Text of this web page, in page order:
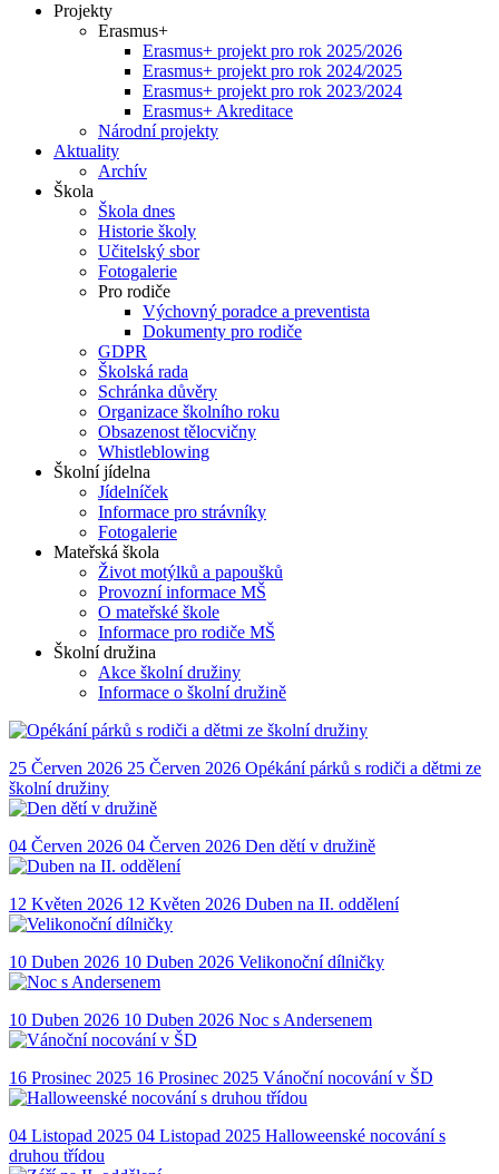
Projekty
Erasmus+
Erasmus+ projekt pro rok 2025/2026
Erasmus+ projekt pro rok 2024/2025
Erasmus+ projekt pro rok 2023/2024
Erasmus+ Akreditace
Národní projekty
Aktuality
Archív
Škola
Škola dnes
Historie školy
Učitelský sbor
Fotogalerie
Pro rodiče
Výchovný poradce a preventista
Dokumenty pro rodiče
GDPR
Školská rada
Schránka důvěry
Organizace školního roku
Obsazenost tělocvičny
Whistleblowing
Školní jídelna
Jídelníček
Informace pro strávníky
Fotogalerie
Mateřská škola
Život motýlků a papoušků
Provozní informace MŠ
O mateřské škole
Informace pro rodiče MŠ
Školní družina
Akce školní družiny
Informace o školní družině
25 Červen 2026 25 Červen 2026 Opékání párků s rodiči a dětmi ze
školní družiny
04 Červen 2026 04 Červen 2026 Den dětí v družině
12 Květen 2026 12 Květen 2026 Duben na II. oddělení
10 Duben 2026 10 Duben 2026 Velikonoční dílničky
10 Duben 2026 10 Duben 2026 Noc s Andersenem
16 Prosinec 2025 16 Prosinec 2025 Vánoční nocování v ŠD
04 Listopad 2025 04 Listopad 2025 Halloweenské nocování s
druhou třídou